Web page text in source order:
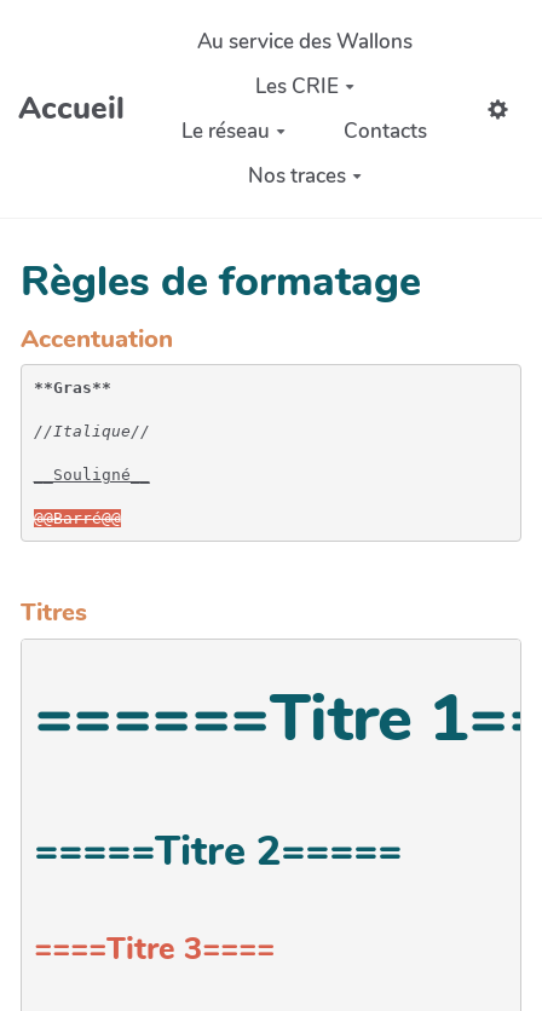
Aller au contenu principal
Accueil
Au service des Wallons
Les CRIE
Le réseau
Contacts
Nos traces
Règles de formatage
Accentuation
**Gras**
//Italique//
__Souligné__
@@Barré@@
Titres
======Titre
=====Titre 2=====
====Titre 3====